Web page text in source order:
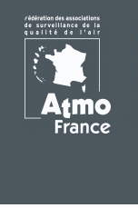
IMAGE